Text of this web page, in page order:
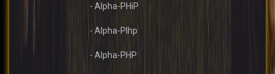
- Alpha-PHiP
- Alpha-PIhp
- Alpha-PHP